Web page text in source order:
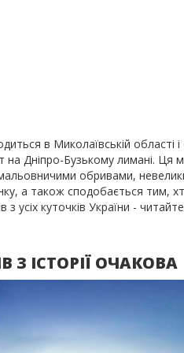
в Миколаївській
Дніпро-Бузькому лимані. Ця
обривами,
а також сподобається тим,
з усіх куточків України -
З ІСТОРІЇ ОЧАКОВА